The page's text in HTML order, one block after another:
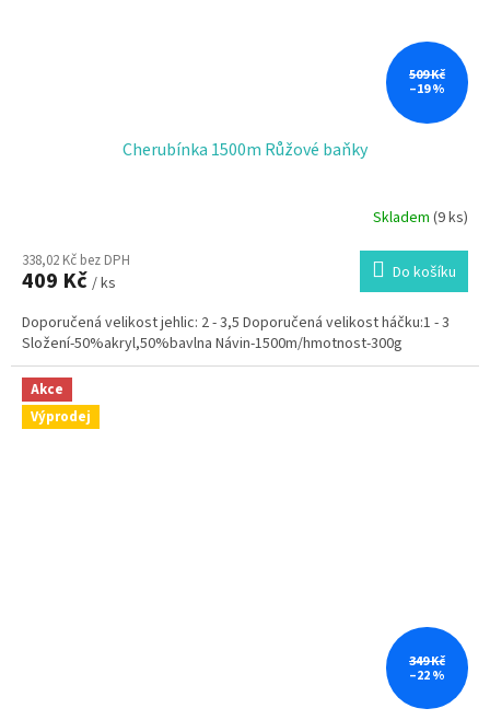
509 Kč
–19 %
Cherubínka 1500m Růžové baňky
Skladem (9 ks)
338,02 Kč bez DPH
409 Kč / ks Do košíku
Doporučená velikost jehlic: 2 - 3,5 Doporučená velikost háčku:1 - 3
Složení-50%akryl,50%bavlna Návin-1500m/hmotnost-300g
Akce
Výprodej
349 Kč
–22 %